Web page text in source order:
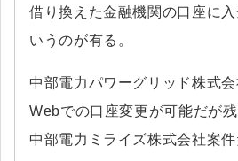
借り換えた金融機関の口座に
いうのが有る。
中部電力パワーグリッド株式
Webでの口座変更が可能だが
中部電力ミライズ株式会社案件